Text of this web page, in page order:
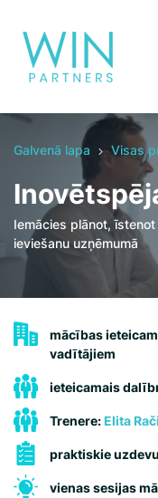
Galvenā lapa Visas
Iemācies plānot,
ieviešanu uzņēmumā
mācības
vadītājiem
ieteicamais
Trenere: Elita
praktiskie
vienas sesijas